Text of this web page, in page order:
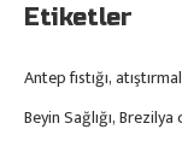
Etiketler
Antep fıstığı
Beyin Sağlığı Brezilya